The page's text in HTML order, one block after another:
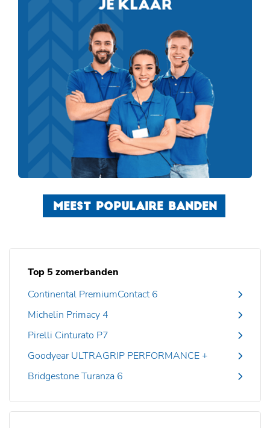
MEEST POPULAIRE BANDEN
Top 5 zomerbanden
Continental PremiumContact 6
Michelin Primacy 4
Pirelli Cinturato P7
Goodyear ULTRAGRIP PERFORMANCE +
Bridgestone Turanza 6